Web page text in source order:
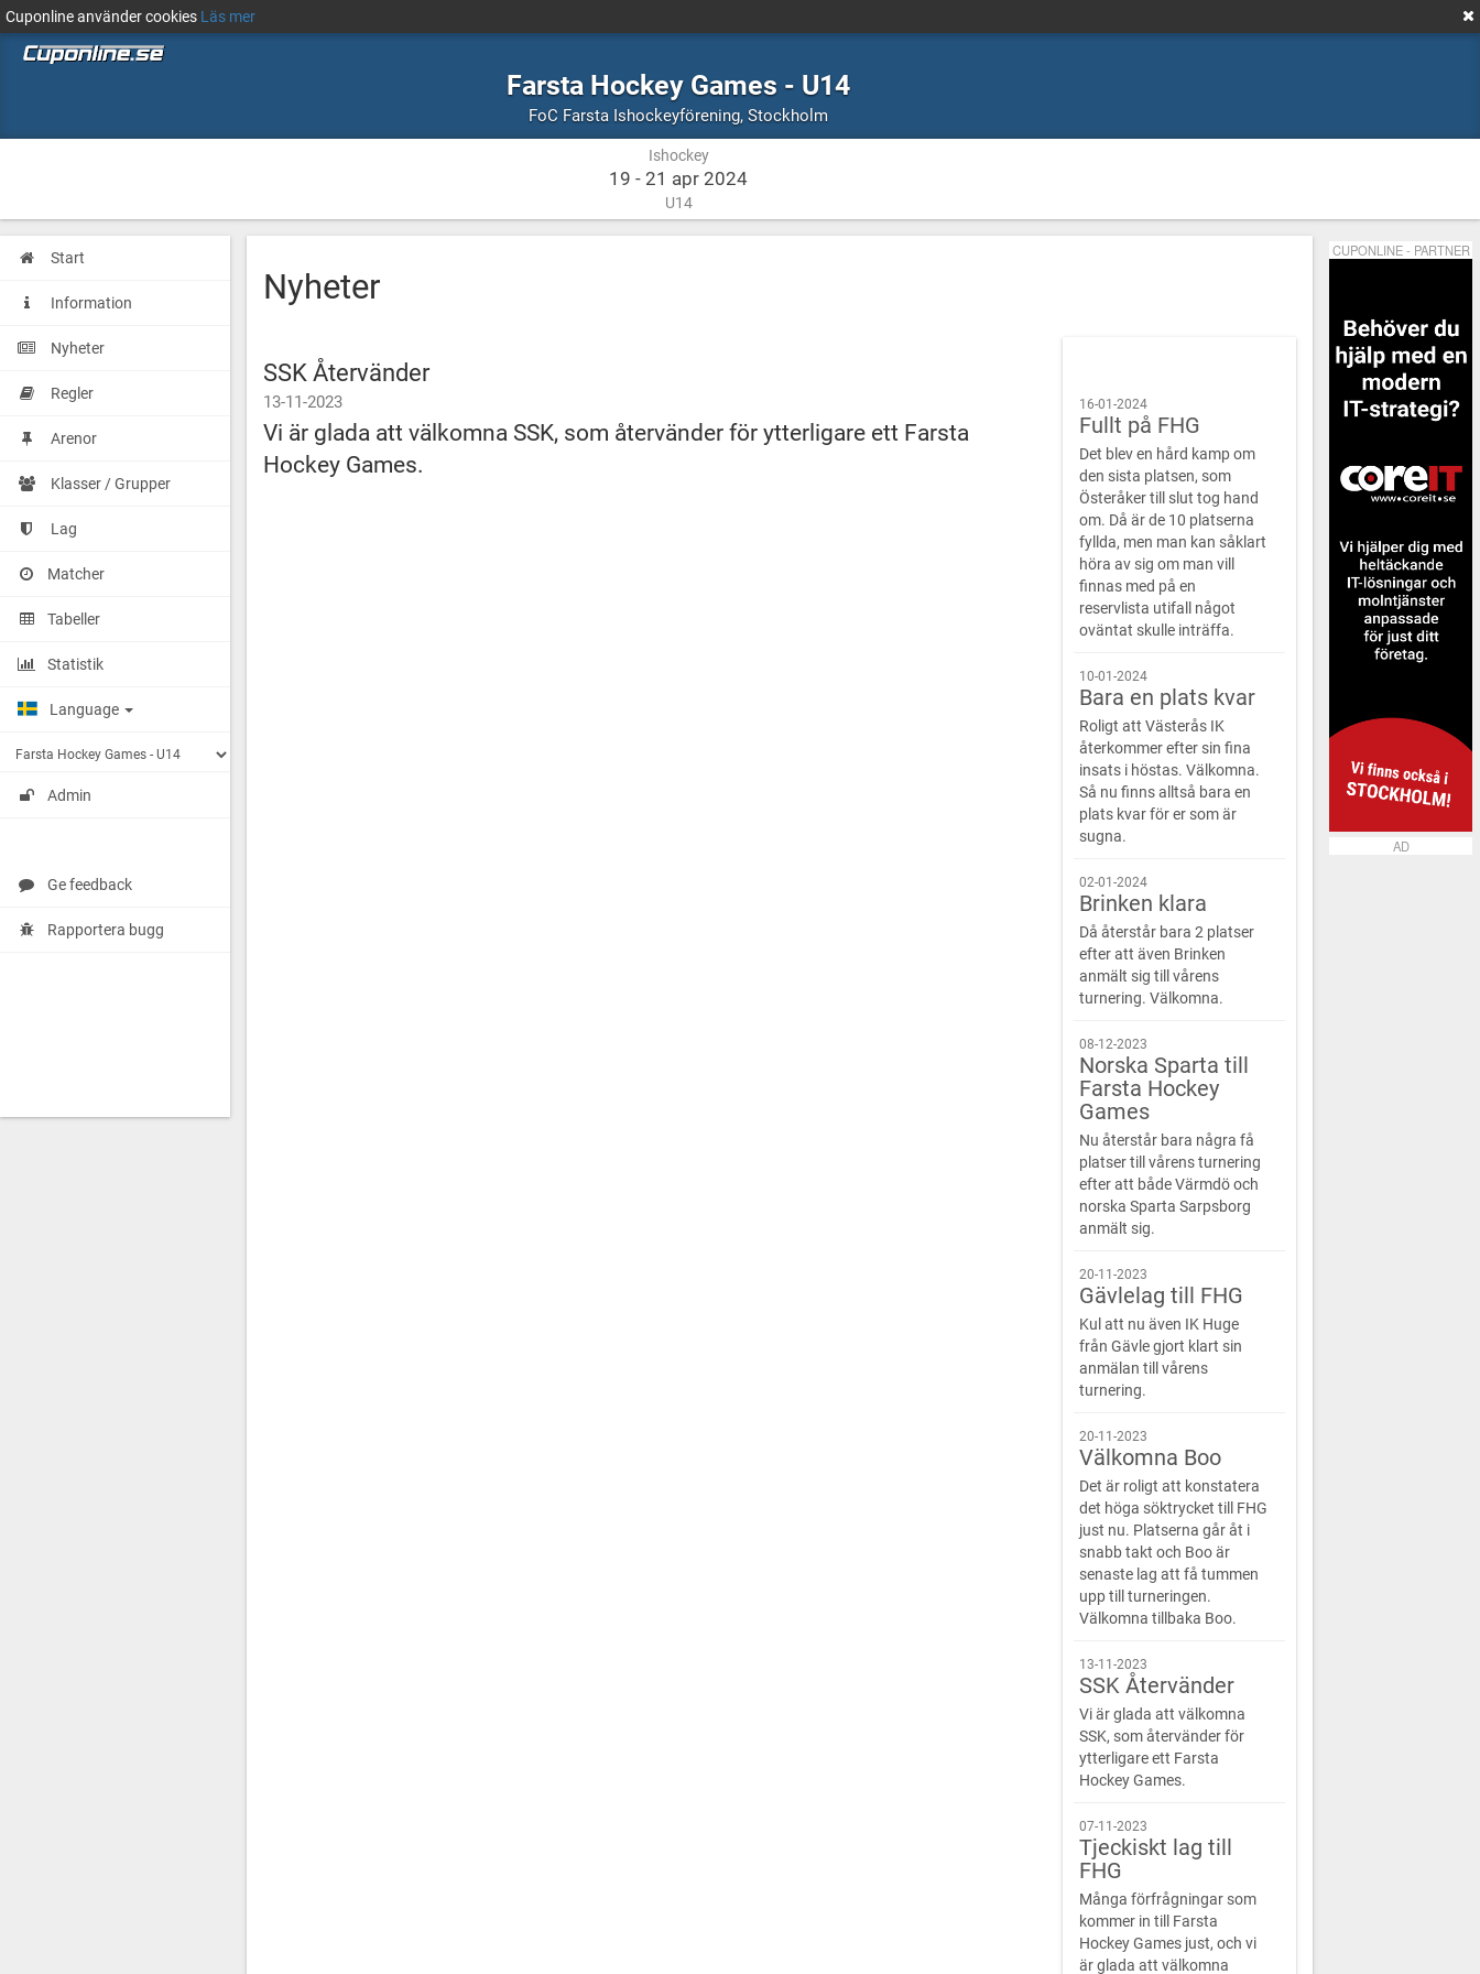
Cuponline använder cookies Läs mer
Farsta Hockey Games - U14
FoC Farsta Ishockeyförening, Ishockey
StockholmStockholm
Ishockey
19 - 21 apr 2024
U14
Start
Information
Nyheter
Regler
Arenor
Klasser / Grupper
Lag
Matcher
Tabeller
Statistik
Language
Admin
Ge feedback
Rapportera bugg
Nyheter
SSK Återvänder
13-11-2023
Vi är glada att välkomna SSK, som återvänder för ytterligare ett Farsta
Hockey Games.
16-01-2024
Fullt på FHG
Det blev en hård kamp om
den sista platsen, som
Österåker till slut tog hand
om. Då är de 10 platserna
fyllda, men man kan såklart
höra av sig om man vill
finnas med på en
reservlista utifall något
oväntat skulle inträffa.
10-01-2024
Bara en plats kvar
Roligt att Västerås IK
återkommer efter sin fina
insats i höstas. Välkomna.
Så nu finns alltså bara en
plats kvar för er som är
sugna.
02-01-2024
Brinken klara
Då återstår bara 2 platser
efter att även Brinken
anmält sig till vårens
turnering. Välkomna.
08-12-2023
Norska Sparta till
Farsta Hockey
Games
Nu återstår bara några få
platser till vårens turnering
efter att både Värmdö och
norska Sparta Sarpsborg
anmält sig.
20-11-2023
Gävlelag till FHG
Kul att nu även IK Huge
från Gävle gjort klart sin
anmälan till vårens
turnering.
20-11-2023
Välkomna Boo
Det är roligt att konstatera
det höga söktrycket till FHG
just nu. Platserna går åt i
snabb takt och Boo är
senaste lag att få tummen
upp till turneringen.
Välkomna tillbaka Boo.
13-11-2023
SSK Återvänder
Vi är glada att välkomna
SSK, som återvänder för
ytterligare ett Farsta
Hockey Games.
07-11-2023
Tjeckiskt lag till
FHG
Många förfrågningar som
kommer in till Farsta
Hockey Games just, och vi
är glada att välkomna
CUPONLINE - PARTNER
AD